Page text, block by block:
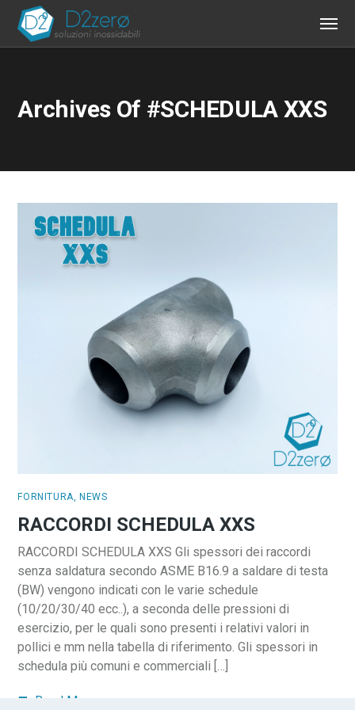
Archives Of #SCHEDULA XXS
FORNITURA NEWS
RACCORDI SCHEDULA XXS
RACCORDI SCHEDULA XXS Gli spessori dei raccordi
senza saldatura secondo ASME B16.9 a saldare di testa
(BW) vengono indicati con le varie schedule
(10/20/30/40 ecc..), a seconda delle pressioni di
esercizio, per le quali sono presenti i relativi valori in
pollici e mm nella tabella di riferimento. Gli spessori in
schedula più comuni e commerciali […]
Read More